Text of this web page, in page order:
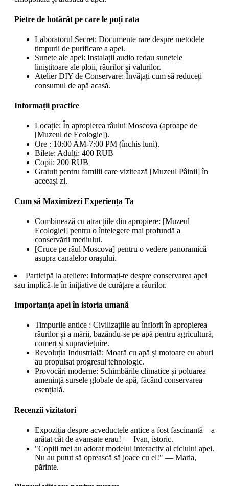
Pietre de hotărât pe care le poți rata
Laboratorul Secret: Documente rare despre metodele
timpurii de purificare a apei.
Sunete ale apei: Instalații audio redau sunetele
liniștitoare ale ploii, râurilor și valurilor.
Atelier DIY de Conservare: Învățați cum să reduceți
consumul de apă acasă.
Informații practice
Locație: În apropierea râului Moscova (aproape de
[Muzeul de Ecologie]).
Ore : 10:00 AM-7:00 PM (închis luni).
Bilete: Adulți: 400 RUB
Copii: 200 RUB
Gratuit pentru familii care vizitează [Muzeul Pâinii] în
aceeași zi.
Cum să Maximizezi Experiența Ta
Combinează cu atracțiile din apropiere: [Muzeul
Ecologiei] pentru o înțelegere mai profundă a
conservării mediului.
[Cruce pe râul Moscova] pentru o vedere panoramică
asupra canalelor orașului.
Participă la ateliere: Informați-te despre conservarea apei
sau implică-te în inițiative de curățare a râurilor.
Importanța apei în istoria umană
Timpurile antice : Civilizațiile au înflorit în apropierea
râurilor și a mării, bazându-se pe apă pentru agricultură,
comerț și supraviețuire.
Revoluția Industrială: Moară cu apă și motoare cu aburi
au propulsat progresul tehnologic.
Provocări moderne: Schimbările climatice și poluarea
amenință sursele globale de apă, făcând conservarea
esențială.
Recenzii vizitatori
Expoziția despre acveductele antice a fost fascinantă—a
arătat cât de avansate erau! — Ivan, istoric.
"Copiii mei au adorat modelul interactiv al ciclului apei.
Nu au putut să oprească să joace cu el!" — Maria,
părinte.